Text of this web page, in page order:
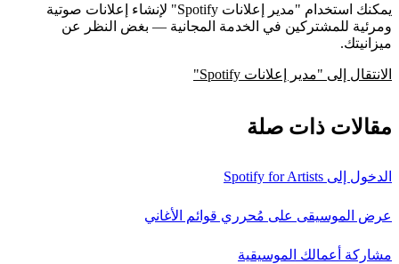
يمكنك استخدام "مدير إعلانات Spotify" لإنشاء إعلانات صوتية
ومرئية للمشتركين في الخدمة المجانية — بغض النظر عن
ميزانيتك.
الانتقال إلى "مدير إعلانات Spotify"
مقالات ذات صلة
الدخول إلى Spotify for Artists
عرض الموسيقى على مُحرري قوائم الأغاني
مشاركة أعمالك الموسيقية